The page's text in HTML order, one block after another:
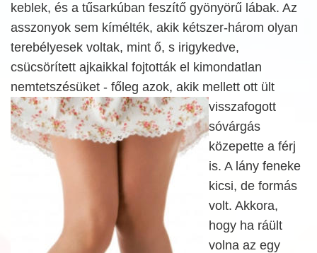
keblek, és a tűsarkúban feszítő gyönyörű lábak. Az
asszonyok sem kímélték, akik kétszer-három olyan
terebélyesek voltak, mint ő, s irigykedve,
csücsörített ajkaikkal fojtották el kimondatlan
nemtetszésüket - főleg azok, akik mellett ott ült
visszafogott
sóvárgás
közepette a férj
is. A lány feneke
kicsi, de formás
volt. Akkora,
hogy ha ráült
volna az egy